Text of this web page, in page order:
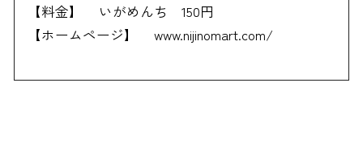
【料金】
いがめんち 150円
【ホームページ】
www.nijinomart.com/